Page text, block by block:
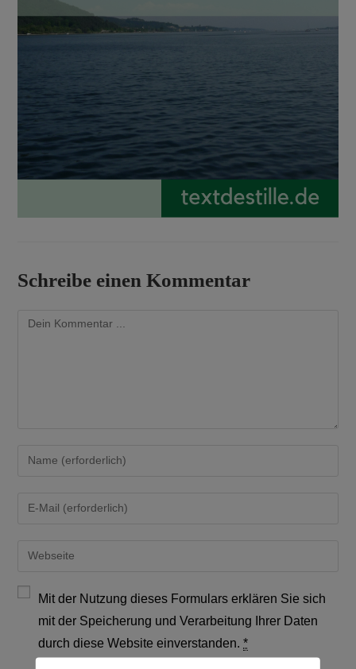
Schreibe einen Kommentar
Mit der Nutzung dieses Formulars erklären Sie sich
mit der Speicherung und Verarbeitung Ihrer Daten
durch diese Website einverstanden.*